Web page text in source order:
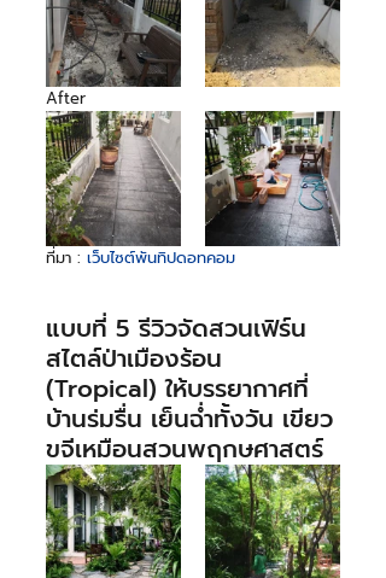
After
ที่มา : เว็บไซต์พันทิปดอทคอม
แบบที่ 5 รีวิวจัดสวนเฟิร์น
สไตล์ป่าเมืองร้อน
(Tropical) ให้บรรยากาศที่
บ้านร่มรื่น เย็นฉ่ำทั้งวัน เขียว
ขจีเหมือนสวนพฤกษศาสตร์